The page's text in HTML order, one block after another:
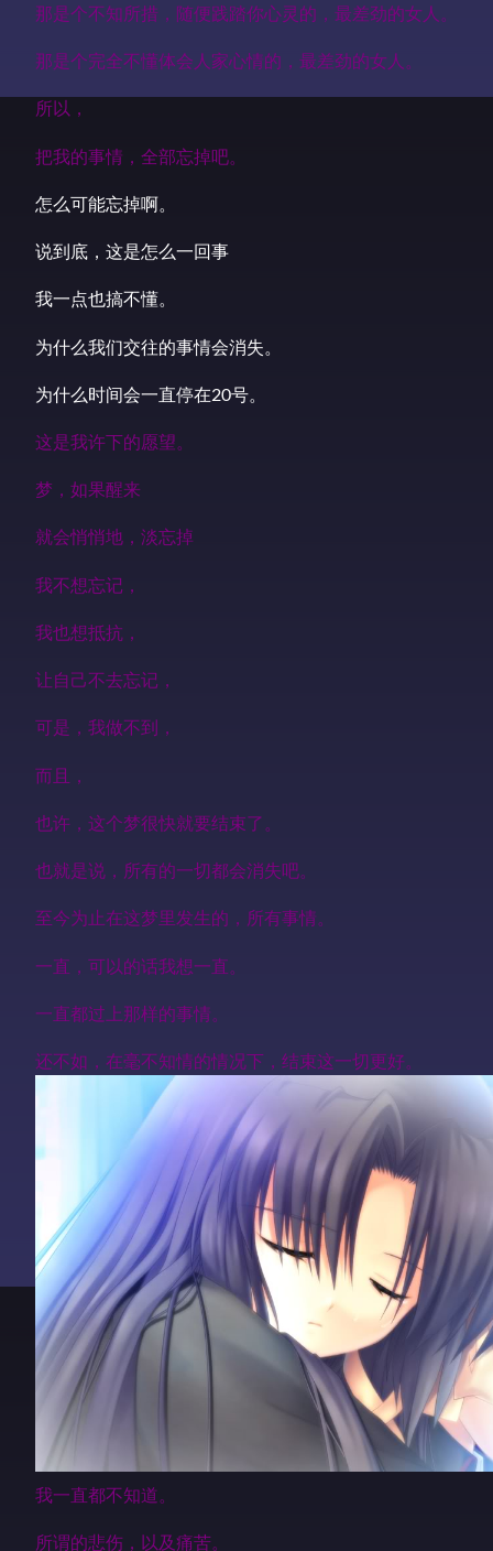
那是个不知所措，随便践踏你心灵的，最差劲的女人。
那是个完全不懂体会人家心情的，最差劲的女人。
所以，
把我的事情，全部忘掉吧。
怎么可能忘掉啊。
说到底，这是怎么一回事
我一点也搞不懂。
为什么我们交往的事情会消失。
为什么时间会一直停在20号。
这是我许下的愿望。
梦，如果醒来
就会悄悄地，淡忘掉
我不想忘记，
我也想抵抗，
让自己不去忘记，
可是，我做不到，
而且，
也许，这个梦很快就要结束了。
也就是说，所有的一切都会消失吧。
至今为止在这梦里发生的，所有事情。
一直，可以的话我想一直。
一直都过上那样的事情。
还不如，在毫不知情的情况下，结束这一切更好。
我一直都不知道。
所谓的悲伤，以及痛苦。